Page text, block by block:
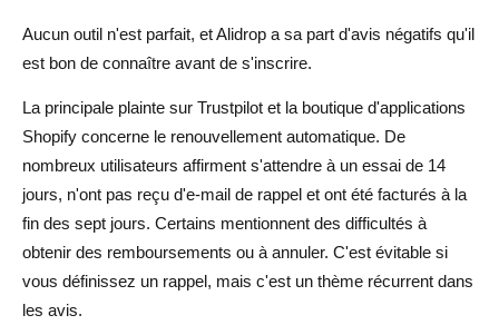
Aucun outil n'est parfait, et Alidrop a sa part d'avis négatifs qu'il
est bon de connaître avant de s'inscrire.
La principale plainte sur Trustpilot et la boutique d'applications
Shopify concerne le renouvellement automatique. De
nombreux utilisateurs affirment s'attendre à un essai de 14
jours, n'ont pas reçu d'e-mail de rappel et ont été facturés à la
fin des sept jours. Certains mentionnent des difficultés à
obtenir des remboursements ou à annuler. C'est évitable si
vous définissez un rappel, mais c'est un thème récurrent dans
les avis.